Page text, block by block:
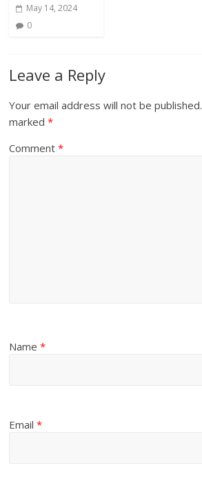
May 14, 2024
0
Leave a Reply
Your email address will not be published.
marked*
Comment*
Name*
Email*